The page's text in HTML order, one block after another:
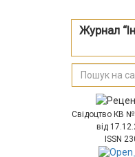
Журнал
Свідоцтво КВ
від
ISSN